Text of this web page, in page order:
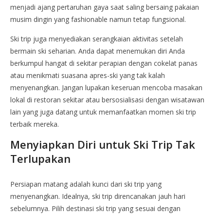
menjadi ajang pertaruhan gaya saat saling bersaing pakaian
musim dingin yang fashionable namun tetap fungsional.
Ski trip juga menyediakan serangkaian aktivitas setelah
bermain ski seharian. Anda dapat menemukan diri Anda
berkumpul hangat di sekitar perapian dengan cokelat panas
atau menikmati suasana apres-ski yang tak kalah
menyenangkan. Jangan lupakan keseruan mencoba masakan
lokal di restoran sekitar atau bersosialisasi dengan wisatawan
lain yang juga datang untuk memanfaatkan momen ski trip
terbaik mereka.
Menyiapkan Diri untuk Ski Trip Tak
Terlupakan
Persiapan matang adalah kunci dari ski trip yang
menyenangkan. Idealnya, ski trip direncanakan jauh hari
sebelumnya. Pilih destinasi ski trip yang sesuai dengan